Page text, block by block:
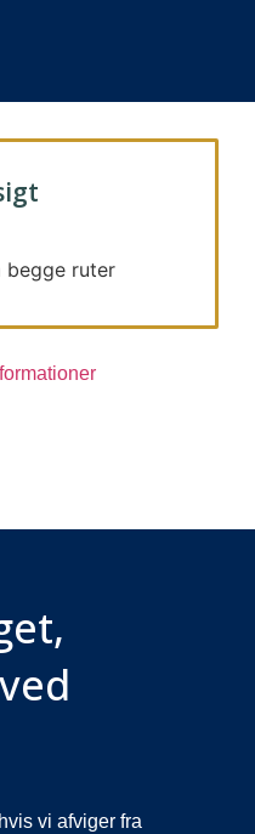
ruter
vi afviger fra